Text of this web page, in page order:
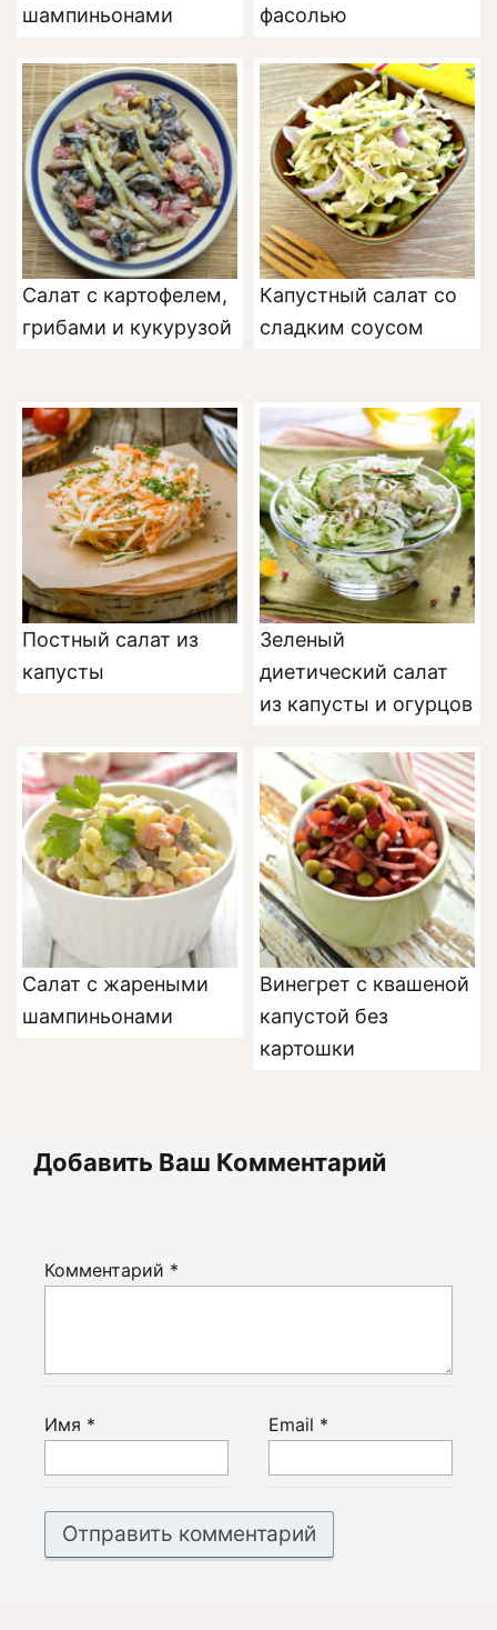
шампиньонами
фасолью
Салат с картофелем,
грибами и кукурузой
Капустный салат со
сладким соусом
Постный салат из
капусты
Зеленый
диетический салат
из капусты и огурцов
Салат с жареными
шампиньонами
Винегрет с квашеной
капустой без
картошки
Добавить Ваш Комментарий
Комментарий *
Имя * Email *